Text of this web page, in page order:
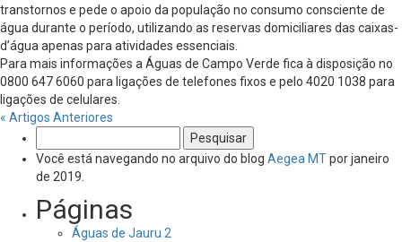
transtornos e pede o apoio da população no consumo consciente de
água durante o período, utilizando as reservas domiciliares das caixas-
d’água apenas para atividades essenciais.
Para mais informações a Águas de Campo Verde fica à disposição no
0800 647 6060 para ligações de telefones fixos e pelo 4020 1038 para
ligações de celulares.
« Artigos Anteriores
por:
Você está navegando no arquivo do blog Aegea MTpor janeiro
de 2019.
Páginas
Águas de Jauru 2